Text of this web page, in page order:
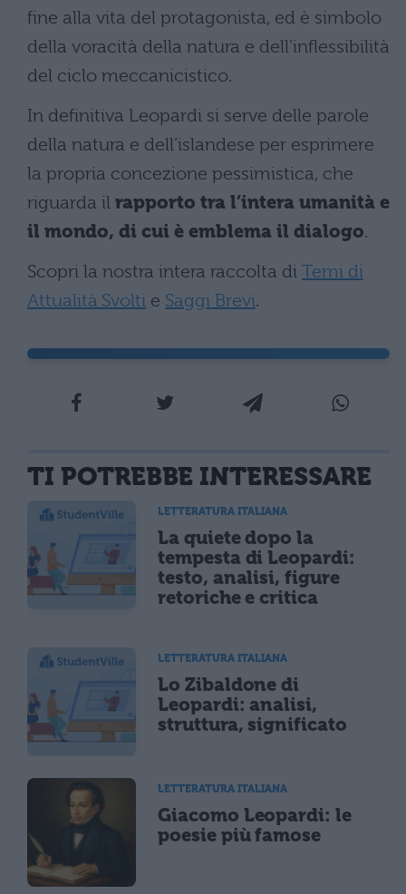
fine alla vita del protagonista, ed è simbolo
della voracità della natura e dell’inflessibilità
del ciclo meccanicistico.
In definitiva Leopardi si serve delle parole
della natura e dell’islandese per esprimere
la propria concezione pessimistica, che
riguarda il rapporto tra l’intera umanità e
il mondo, di cui è emblema il dialogo.
Scopri la nostra intera raccolta di Temi di
Attualità Svolti e Saggi Brevi.
TI POTREBBE INTERESSARE
LETTERATURA ITALIANA
La quiete dopo la
tempesta di Leopardi:
testo, analisi, figure
retoriche e critica
LETTERATURA ITALIANA
Lo Zibaldone di
Leopardi: analisi,
struttura, significato
LETTERATURA ITALIANA
Giacomo Leopardi: le
poesie più famose